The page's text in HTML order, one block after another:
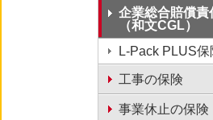
企業総合賠償責
（和文CGL）
L-Pack PLUS保
工事の保険
事業休止の保険